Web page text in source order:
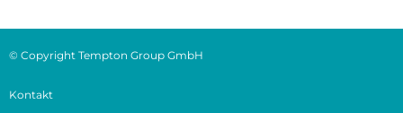
© Copyright Tempton Group GmbH
Kontakt